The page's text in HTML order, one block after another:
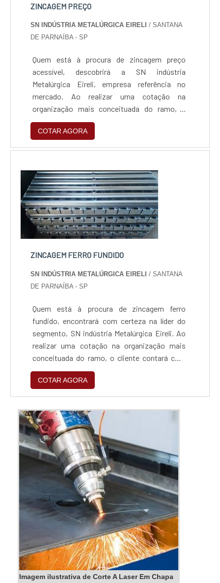
ZINCAGEM PREÇO
SN INDÚSTRIA METALÚRGICA EIRELI/ SANTANA
DE PARNAÍBA - SP
Quem está à procura de zincagem preço
acessível, descobrirá a SN indústria
Metalúrgica Eireli, empresa referência no
mercado. Ao realizar uma cotação na
organização mais conceituada do ramo, o
cliente contará com serviços de excelência e o
suporte de especialistas para sanar eventuais
dúvidas.ZINCAGEM PREÇO JUSTO E
acessível em uma empresa que preza pela
segurança, encontra na internet a SN indús...
COTAR AGORA
ZINCAGEM FERRO FUNDIDO
SN INDÚSTRIA METALÚRGICA EIRELI/ SANTANA
DE PARNAÍBA - SP
Quem está à procura de zincagem ferro
fundido, encontrará com certeza na líder do
segmento, SN indústria Metalúrgica Eireli. Ao
realizar uma cotação na organização mais
conceituada do ramo, o cliente contará com
serviços de excelência e o suporte de
especialistas para sanar eventuais
dúvidas.Quando o assunto é zincagem ferro
Metalúrgica Eireli o cliente encontrará ótima
qualidade e um design...
COTAR AGORA
Imagem ilustrativa de Corte A Laser Em Chapa